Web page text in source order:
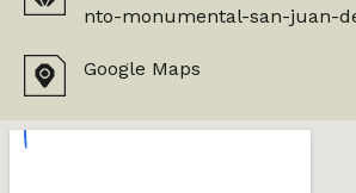
nto-monumental-san-juan-
Google Maps